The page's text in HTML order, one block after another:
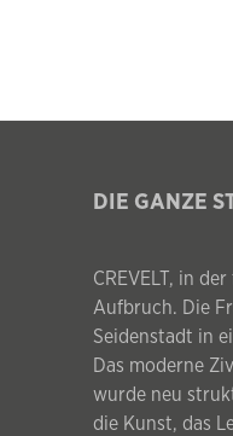
DIE GANZE
CREVELT, in
Aufbruch. Die
Seidenstadt in
Das moderne
wurde neu
die Kunst, das